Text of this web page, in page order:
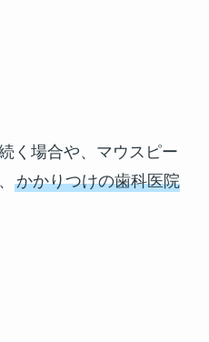
く場合や、マウスピー
かかりつけの歯科医院